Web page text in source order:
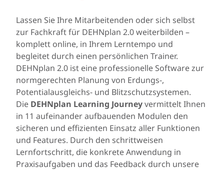
Lassen Sie Ihre Mitarbeitenden oder sich selbst
zur Fachkraft für DEHNplan 2.0 weiterbilden –
komplett online, in Ihrem Lerntempo und
begleitet durch einen persönlichen Trainer.
DEHNplan 2.0 ist eine professionelle Software zur
normgerechten Planung von Erdungs-,
Potentialausgleichs- und Blitzschutzsystemen.
Die DEHNplan Learning Journeyvermittelt Ihnen
in 11 aufeinander aufbauenden Modulen den
sicheren und effizienten Einsatz aller Funktionen
und Features. Durch den schrittweisen
Lernfortschritt, die konkrete Anwendung in
Praxisaufgaben und das Feedback durch unsere